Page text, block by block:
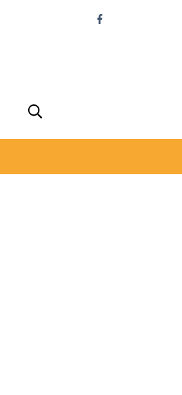
Lien vers le
Afficher la recherche